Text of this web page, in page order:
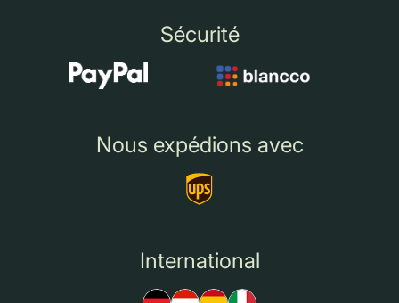
Sécurité
Nous expédions avec
International